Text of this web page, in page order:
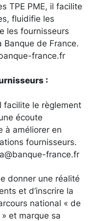
TPE PME, il facilite
fluidifie les
les fournisseurs
Banque de France.
france.fr
:
facilite le règlement
écoute
à améliorer en
fournisseurs.
france.fr
donner une réalité
et d’inscrire la
national « de
et marque sa